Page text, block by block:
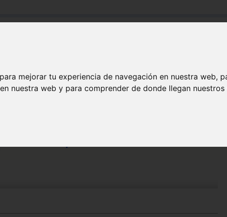
mejorar tu experiencia de navegación en nuestra web,
nuestra web y para comprender de donde llegan nuestros